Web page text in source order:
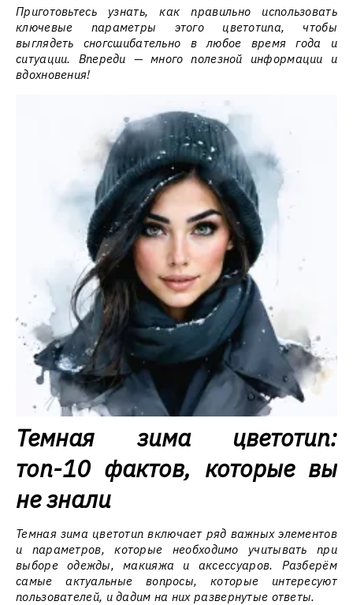
Приготовьтесь узнать, как правильно использовать
ключевые параметры этого цветотипа, чтобы
выглядеть сногсшибательно в любое время года и
ситуации. Впереди — много полезной информации и
вдохновения!
Темная зима цветотип:
топ-10 фактов, которые вы
не знали
Темная зима цветотип включает ряд важных элементов
и параметров, которые необходимо учитывать при
выборе одежды, макияжа и аксессуаров. Разберём
самые актуальные вопросы, которые интересуют
пользователей, и дадим на них развернутые ответы.